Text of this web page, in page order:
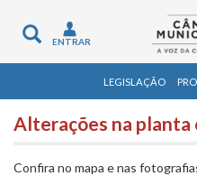
Toggle
navigation
ENTRAR
LEGISLAÇÃO
Alterações na planta
Confira no mapa e nas